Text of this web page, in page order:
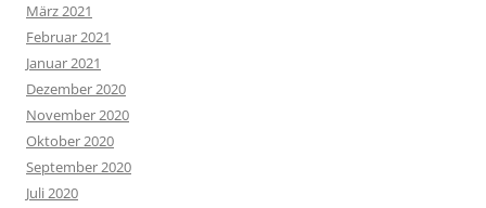
März 2021
Februar 2021
Januar 2021
Dezember 2020
November 2020
Oktober 2020
September 2020
Juli 2020